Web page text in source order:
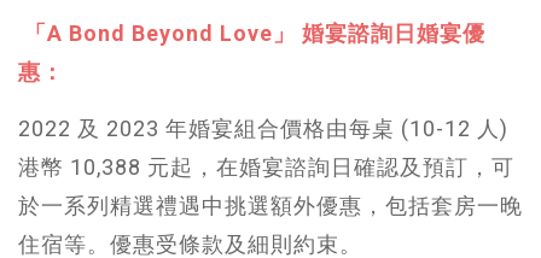
「A Bond Beyond Love」 婚宴諮詢日婚宴優
惠：
2022 及 2023 年婚宴組合價格由每桌 (10-12 人)
港幣 10,388 元起，在婚宴諮詢日確認及預訂，可
於一系列精選禮遇中挑選額外優惠，包括套房一晚
住宿等。優惠受條款及細則約束。